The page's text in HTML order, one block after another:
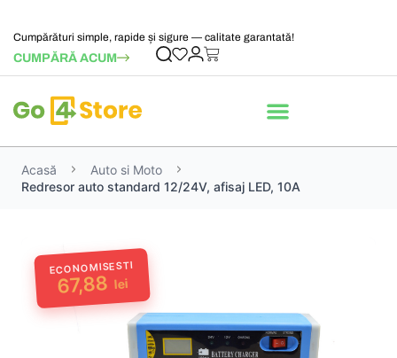
Cumpărături simple, rapide și sigure — calitate garantată!
CUMPĂRĂ ACUM
Acasă
Auto si Moto
Redresor auto standard 12/24V, afisaj LED, 10A
ECONOMISESTI
67,88 lei